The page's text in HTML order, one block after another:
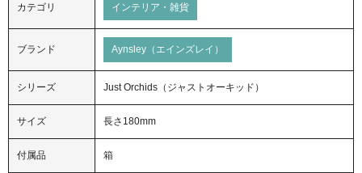
カテゴリ インテリア・雑貨
ブランド Aynsley（エインズレイ）
シリーズ Just Orchids（ジャストオーキッド）
サイズ 長さ180mm
付属品 箱